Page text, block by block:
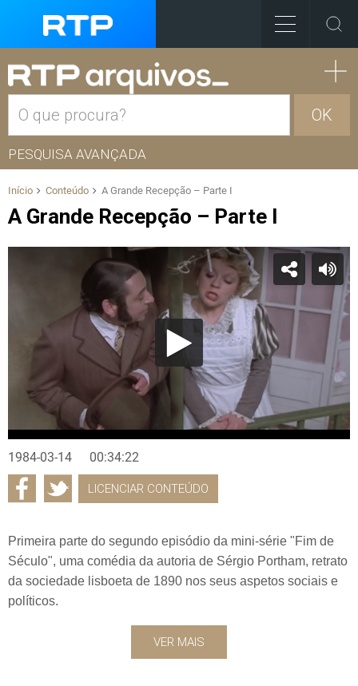
OK
PESQUISA AVANÇADA
Início Conteúdo A Grande Recepção – Parte I
A Grande Recepção – Parte I
1984-03-14 00:34:22
LICENCIAR CONTEÚDO
Primeira parte do segundo episódio da mini-série "Fim de
Século", uma comédia da autoria de Sérgio Portham, retrato
da sociedade lisboeta de 1890 nos seus aspetos sociais e
políticos.
VER MAIS